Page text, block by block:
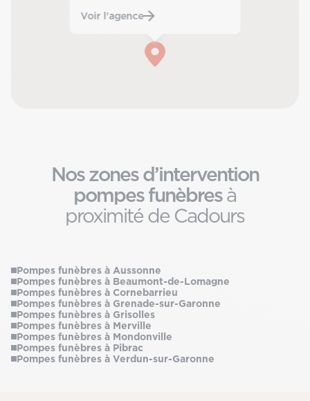
Voir l'agence
Nos zones d’intervention
pompes funèbresà
proximité de Cadours
Pompes funèbres à Aussonne
Pompes funèbres à Beaumont-de-Lomagne
Pompes funèbres à Cornebarrieu
Pompes funèbres à Grenade-sur-Garonne
Pompes funèbres à Grisolles
Pompes funèbres à Merville
Pompes funèbres à Mondonville
Pompes funèbres à Pibrac
Pompes funèbres à Verdun-sur-Garonne